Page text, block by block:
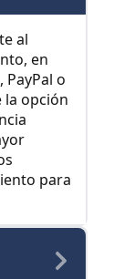
al
en
o
la opción
para